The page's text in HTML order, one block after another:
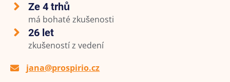
Ze 4 trhů
má bohaté zkušenosti
26 let
zkušeností z vedení
jana@prospirio.cz